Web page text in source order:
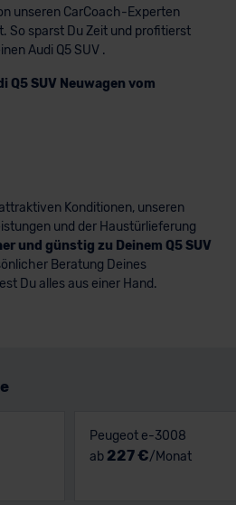
unseren CarCoach-Experten
So sparst Du Zeit und profitierst
Audi Q5 SUV .
Q5 SUV Neuwagen vom
Konditionen, unseren
und der Haustürlieferung
und günstig zu Deinem Q5 SUV
Beratung Deines
Du alles aus einer Hand.
Peugeot e-3008
ab 227 €/Monat